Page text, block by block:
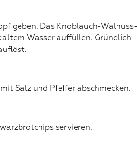
geben. Das Knoblauch-Walnuss-
Wasser auffüllen. Gründlich
Salz und Pfeffer abschmecken.
servieren.